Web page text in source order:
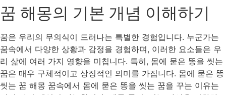
꿈 해몽의 기본 개념 이해하기
꿈은 우리의 무의식이 드러나는 특별한 경험입니다. 누군가는
꿈속에서 다양한 상황과 감정을 경험하며, 이러한 요소들은 우
리 삶에 여러 가지 영향을 미칩니다. 특히, 몸에 묻은 똥을 씻는
꿈은 매우 구체적이고 상징적인 의미를 가집니다. 몸에 묻은 똥
씻는 꿈 해몽 꿈속에서 몸에 묻은 똥을 씻는 꿈을 꾸는 이유는